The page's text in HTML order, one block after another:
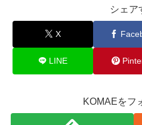
シェア
X
LINE
KOMAEをフ